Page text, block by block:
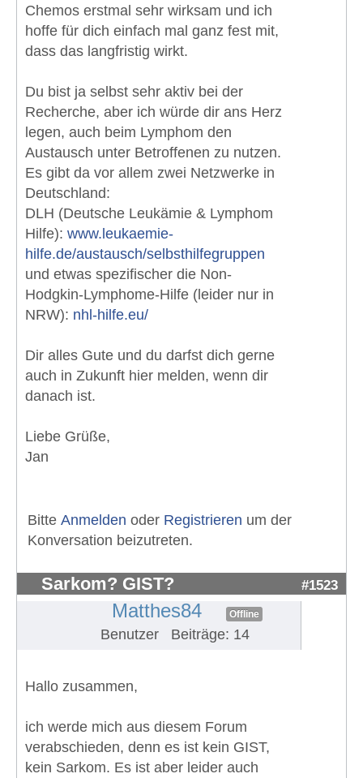
Chemos erstmal sehr wirksam und ich
hoffe für dich einfach mal ganz fest mit,
dass das langfristig wirkt.
Du bist ja selbst sehr aktiv bei der
Recherche, aber ich würde dir ans Herz
legen, auch beim Lymphom den
Austausch unter Betroffenen zu nutzen.
Es gibt da vor allem zwei Netzwerke in
Deutschland:
DLH (Deutsche Leukämie & Lymphom
Hilfe): www.leukaemie-
hilfe.de/austausch/selbsthilfegruppen
und etwas spezifischer die Non-
Hodgkin-Lymphome-Hilfe (leider nur in
NRW): nhl-hilfe.eu/
Dir alles Gute und du darfst dich gerne
auch in Zukunft hier melden, wenn dir
danach ist.
Liebe Grüße,
Jan
Bitte Anmelden oder Registrieren um der
Konversation beizutreten.
Sarkom? GIST? #1523
Matthes84 Offline
Benutzer Beiträge: 14
Hallo zusammen,
ich werde mich aus diesem Forum
verabschieden, denn es ist kein GIST,
kein Sarkom. Es ist aber leider auch